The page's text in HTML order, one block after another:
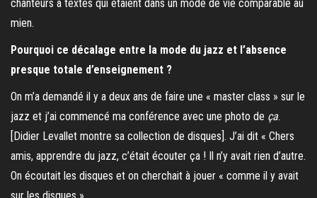
chanteurs à textes qui étaient dans un mode de vie comparable au
mien.
Pourquoi ce décalage entre la mode du jazz et l’absence
presque totale d’enseignement ?
On m’a demandé il y a deux ans de faire une « master class » sur le
jazz et j’ai commencé ma conférence avec une photo de ça.
[Didier Levallet montre sa collection de disques]. J’ai dit « Chers
amis, apprendre du jazz, c’était écouter ça ! Il n’y avait rien d’autre.
On écoutait les disques et on cherchait à jouer « comme il y avait